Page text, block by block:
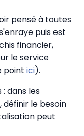
pensé à toutes
puis est
financier,
le service
point ici).
dans les
définir le besoin
peut